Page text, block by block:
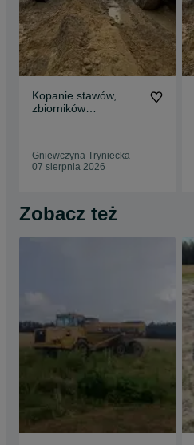
Kopanie stawów,
zbiorników
Gniewczyna Tryniecka
07 sierpnia 2026
Zobacz też